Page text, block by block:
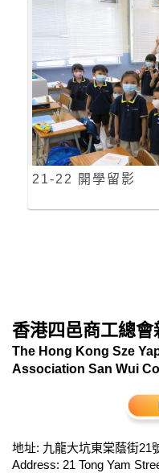
21-22 開學留影
香港四邑商工總
The Hong Kong Sze
Association San Wui
地址: 九龍大坑東棠蔭街21
Address: 21 Tong Yam